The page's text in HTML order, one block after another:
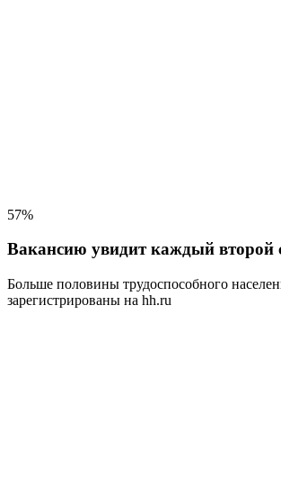
57%
Вакансию увидит каждый второй
Больше половины трудоспособного
зарегистрированы на hh.ru